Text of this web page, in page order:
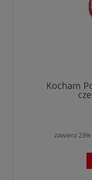
Kocham
zawiera